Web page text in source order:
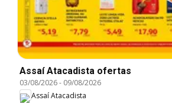
Assaí Atacadista ofertas
03/08/2026- 09/08/2026
Assaí Atacadista